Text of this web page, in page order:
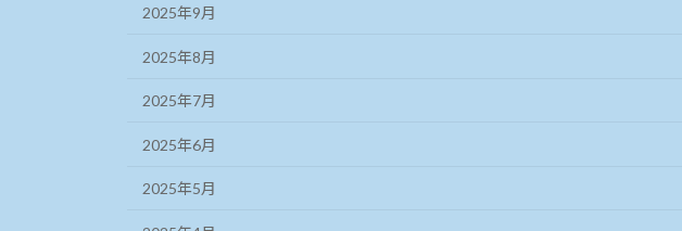
2025年9月
2025年8月
2025年7月
2025年6月
2025年5月